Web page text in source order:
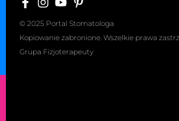
© 2025 Portal Stomatologa
Kopiowanie zabronione. Wszelkie prawa
Grupa Fizjoterapeuty